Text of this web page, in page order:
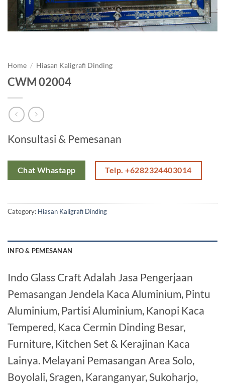
Home / Hiasan Kaligrafi Dinding
CWM 02004
Konsultasi & Pemesanan
Chat Whastapp Telp. +6282324403014
Category: Hiasan Kaligrafi Dinding
INFO & PEMESANAN
Indo Glass Craft Adalah Jasa Pengerjaan
Pemasangan Jendela Kaca Aluminium, Pintu
Aluminium, Partisi Aluminium, Kanopi Kaca
Tempered, Kaca Cermin Dinding Besar,
Furniture, Kitchen Set & Kerajinan Kaca
Lainya. Melayani Pemasangan Area Solo,
Boyolali, Sragen, Karanganyar, Sukoharjo,